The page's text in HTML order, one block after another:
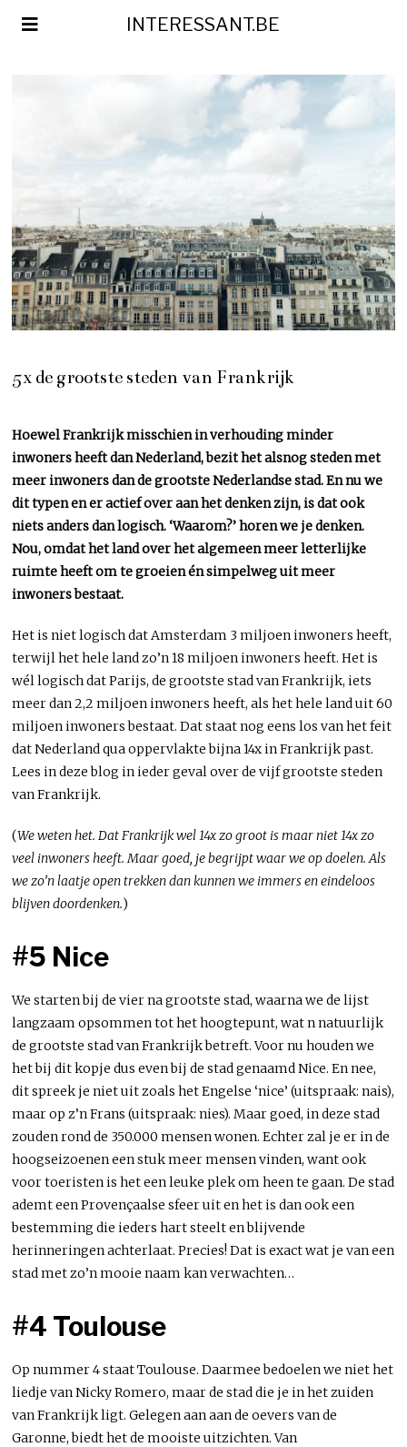
INTERESSANT.BE
5x de grootste steden van Frankrijk
Hoewel Frankrijk misschien in verhouding minder
inwoners heeft dan Nederland, bezit het alsnog steden met
meer inwoners dan de grootste Nederlandse stad. En nu we
dit typen en er actief over aan het denken zijn, is dat ook
niets anders dan logisch. ‘Waarom?’ horen we je denken.
Nou, omdat het land over het algemeen meer letterlijke
ruimte heeft om te groeien én simpelweg uit meer
inwoners bestaat.
Het is niet logisch dat Amsterdam 3 miljoen inwoners heeft,
terwijl het hele land zo’n 18 miljoen inwoners heeft. Het is
wél logisch dat Parijs, de grootste stad van Frankrijk, iets
meer dan 2,2 miljoen inwoners heeft, als het hele land uit 60
miljoen inwoners bestaat. Dat staat nog eens los van het feit
dat Nederland qua oppervlakte bijna 14x in Frankrijk past.
Lees in deze blog in ieder geval over de vijf grootste steden
van Frankrijk.
(We weten het. Dat Frankrijk wel 14x zo groot is maar niet 14x zo
veel inwoners heeft. Maar goed, je begrijpt waar we op doelen. Als
we zo’n laatje open trekken dan kunnen we immers en eindeloos
blijven doordenken.)
#5 Nice
We starten bij de vier na grootste stad, waarna we de lijst
langzaam opsommen tot het hoogtepunt, wat n natuurlijk
de grootste stad van Frankrijk betreft. Voor nu houden we
het bij dit kopje dus even bij de stad genaamd Nice. En nee,
dit spreek je niet uit zoals het Engelse ‘nice’ (uitspraak: nais),
maar op z’n Frans (uitspraak: nies). Maar goed, in deze stad
zouden rond de 350.000 mensen wonen. Echter zal je er in de
hoogseizoenen een stuk meer mensen vinden, want ook
voor toeristen is het een leuke plek om heen te gaan. De stad
ademt een Provençaalse sfeer uit en het is dan ook een
bestemming die ieders hart steelt en blijvende
herinneringen achterlaat. Precies! Dat is exact wat je van een
stad met zo’n mooie naam kan verwachten…
#4 Toulouse
Op nummer 4 staat Toulouse. Daarmee bedoelen we niet het
liedje van Nicky Romero, maar de stad die je in het zuiden
van Frankrijk ligt. Gelegen aan aan de oevers van de
Garonne, biedt het de mooiste uitzichten. Van